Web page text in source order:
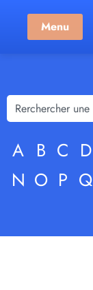
Menu
A B C D
N O P Q